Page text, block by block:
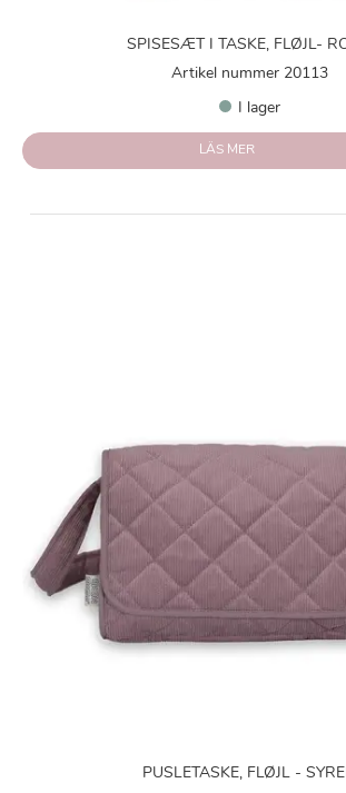
SPISESÆT I TASKE, FLØJL-
Artikel nummer 20113
I lager
LÄS MER
PUSLETASKE, FLØJL -